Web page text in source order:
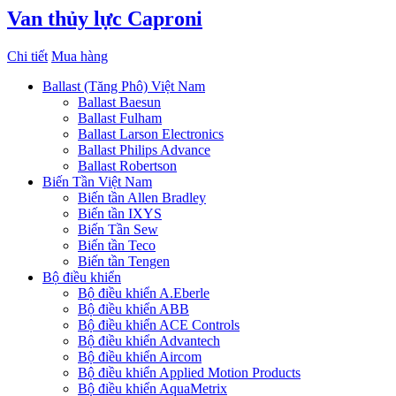
Van thủy lực Caproni
Chi tiết Mua hàng
Ballast (Tăng Phô) Việt Nam
Ballast Baesun
Ballast Fulham
Ballast Larson Electronics
Ballast Philips Advance
Ballast Robertson
Biến Tần Việt Nam
Biến tần Allen Bradley
Biến tần IXYS
Biến Tần Sew
Biến tần Teco
Biến tần Tengen
Bộ điều khiển
Bộ điều khiển A.Eberle
Bộ điều khiển ABB
Bộ điều khiển ACE Controls
Bộ điều khiển Advantech
Bộ điều khiển Aircom
Bộ điều khiển Applied Motion Products
Bộ điều khiển AquaMetrix